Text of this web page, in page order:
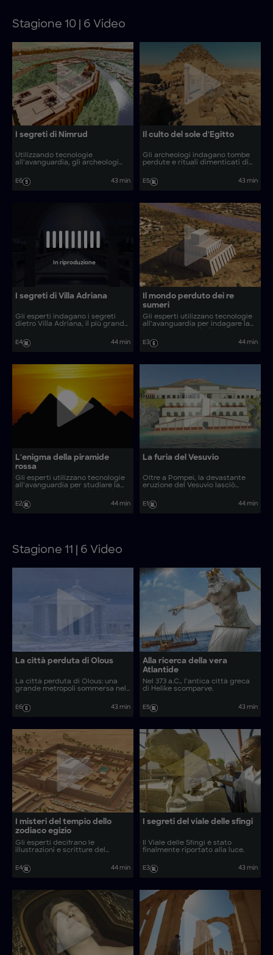
Stagione 10 | 6 Video
I segreti di Nimrud
Utilizzando tecnologie
all’avanguardia, gli archeologi
dell’antica città di Nimrud.
E6 43 min
Il culto del sole d'Egitto
Gli archeologi indagano tombe
perdute e rituali dimenticati di
faraoni del Culto del Sole
d’Egitto.
E5 43 min
In riproduzione
I segreti di Villa Adriana
Gli esperti indagano i segreti
dietro Villa Adriana, il più grande
E4
44 min
Il mondo perduto dei re
sumeri
Gli esperti utilizzano tecnologie
all’avanguardia per indagare la
e rivelarne le origini dei re e della
regalità.
E3 44 min
L'enigma della piramide
rossa
Gli esperti utilizzano tecnologie
all’avanguardia per studiare la
prima vera piramide dell’antico
Egitto.
E2 44 min
La furia del Vesuvio
Oltre a Pompei, la devastante
eruzione del Vesuvio lasciò
altro misterioso insediamento
romano.
E1 44 min
Stagione 11 | 6 Video
La città perduta di Olous
La città perduta di Olous: una
grande metropoli sommersa nel
E6
43 min
Alla ricerca della vera
Atlantide
Nel 373 a.C., l’antica città greca
di Helike scomparve.
E5 43 min
I misteri del tempio dello
zodiaco egizio
Gli esperti decifrano le
illustrazioni e scritture del
E4
44 min
I segreti del viale delle sfingi
Il Viale delle Sfingi è stato
finalmente riportato alla luce.
E3 43 min